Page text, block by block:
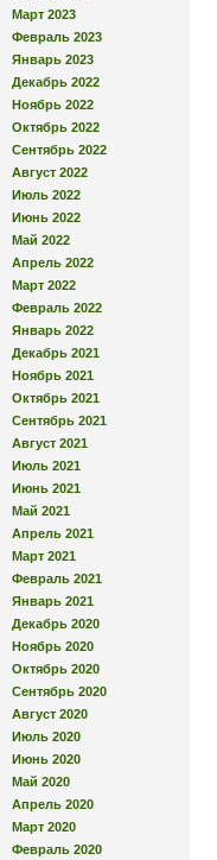
Март 2023
Февраль 2023
Январь 2023
Декабрь 2022
Ноябрь 2022
Октябрь 2022
Сентябрь 2022
Август 2022
Июль 2022
Июнь 2022
Май 2022
Апрель 2022
Март 2022
Февраль 2022
Январь 2022
Декабрь 2021
Ноябрь 2021
Октябрь 2021
Сентябрь 2021
Август 2021
Июль 2021
Июнь 2021
Май 2021
Апрель 2021
Март 2021
Февраль 2021
Январь 2021
Декабрь 2020
Ноябрь 2020
Октябрь 2020
Сентябрь 2020
Август 2020
Июль 2020
Июнь 2020
Май 2020
Апрель 2020
Март 2020
Февраль 2020